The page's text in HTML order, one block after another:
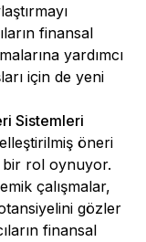
finansal
yardımcı
için de yeni
Sistemleri
öneri
bir rol oynuyor.
çalışmalar,
gözler
finansal